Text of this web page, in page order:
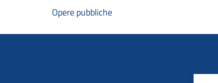
Opere pubbliche